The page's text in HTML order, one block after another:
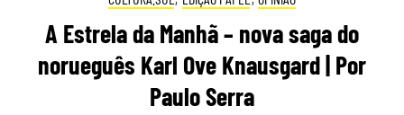
A Estrela da Manhã – nova saga do
norueguês Karl Ove Knausgard | Por
Paulo Serra